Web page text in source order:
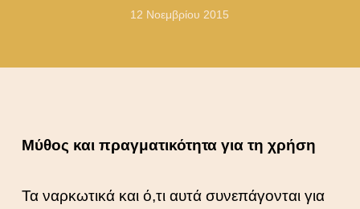
12 Νοεμβρίου 2015
Μύθος και πραγματικότητα για τη χρήση
Τα ναρκωτικά και ό,τι αυτά συνεπάγονται για